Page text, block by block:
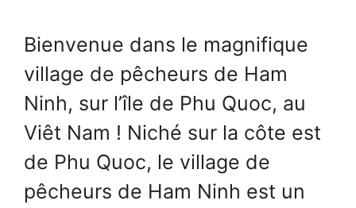
Bienvenue dans le magnifique
village de pêcheurs de Ham
Ninh, sur l’île de Phu Quoc, au
Viêt Nam ! Niché sur la côte est
de Phu Quoc, le village de
pêcheurs de Ham Ninh est un